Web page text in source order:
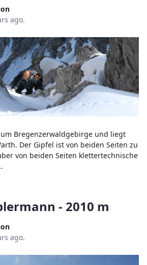
ago.
Bregenzerwaldgebirge und liegt
Der Gipfel ist von beiden Seiten zu
von beiden Seiten klettertechnische
- 2010 m
ago.